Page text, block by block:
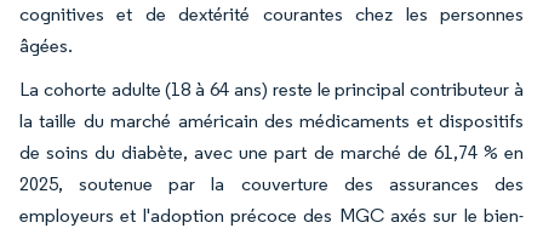
cognitives et de dextérité courantes chez les personnes
âgées.
La cohorte adulte (18 à 64 ans) reste le principal contributeur à
la taille du marché américain des médicaments et dispositifs
de soins du diabète, avec une part de marché de 61,74 % en
2025, soutenue par la couverture des assurances des
employeurs et l'adoption précoce des MGC axés sur le bien-